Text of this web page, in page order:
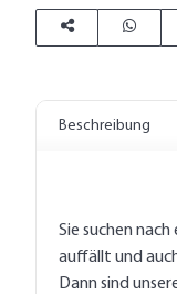
Beschreibung
Sie suchen
auffällt und
Dann sind